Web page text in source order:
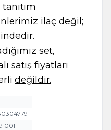
ilaç değil;
set,
satış fiyatları
değildir.
001